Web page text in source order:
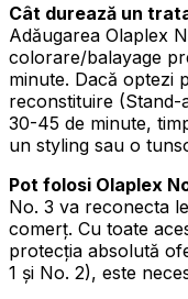
Cât durează un
Adăugarea Olaplex
colorare/balayage
minute. Dacă optezi
reconstituire (Stand-
30-45 de minute,
un styling sau o
Pot folosi Olaplex
No. 3 va reconecta
comerț. Cu toate
protecția absolută
1 și No. 2), este